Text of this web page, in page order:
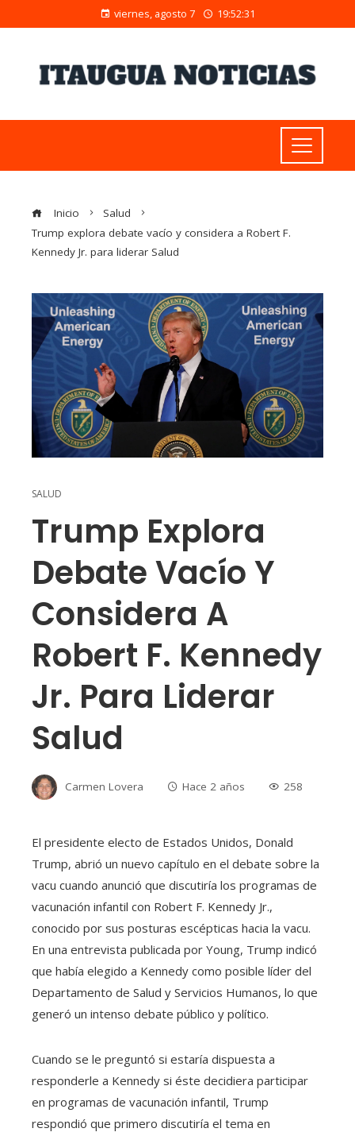
viernes, agosto 7 19:52:32
Inicio
Salud
Trump explora debate vacío y considera a Robert F.
Kennedy Jr. para liderar Salud
SALUD
Trump Explora
Debate Vacío Y
Considera A
Robert F. Kennedy
Jr. Para Liderar
Salud
Carmen Lovera Hace 2 años 258
El presidente electo de Estados Unidos, Donald
Trump, abrió un nuevo capítulo en el debate sobre la
vacu cuando anunció que discutiría los programas de
vacunación infantil con Robert F. Kennedy Jr.,
conocido por sus posturas escépticas hacia la vacu.
En una entrevista publicada por Young, Trump indicó
que había elegido a Kennedy como posible líder del
Departamento de Salud y Servicios Humanos, lo que
generó un intenso debate público y político.
Cuando se le preguntó si estaría dispuesta a
responderle a Kennedy si éste decidiera participar
en programas de vacunación infantil, Trump
respondió que primero discutiría el tema en